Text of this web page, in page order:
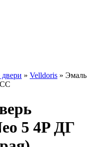
» Velldoris » Эмаль
5 4P ДГ